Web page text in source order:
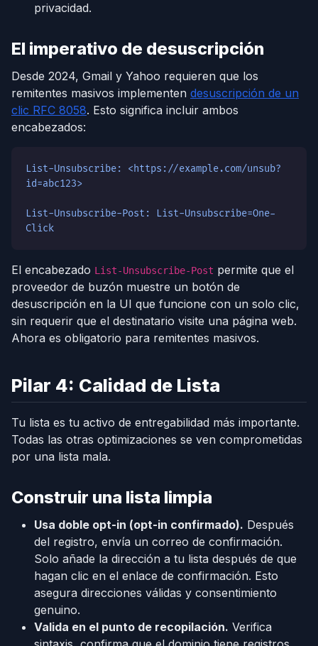
privacidad.
El imperativo de desuscripción
Desde 2024, Gmail y Yahoo requieren que los
remitentes masivos implementen desuscripción de un
clic RFC 8058. Esto significa incluir ambos
encabezados:
List-Unsubscribe: <https://example.com/unsub?
id=abc123>
List-Unsubscribe-Post: List-Unsubscribe=One-
Click
El encabezado List-Unsubscribe-Post permite que el
proveedor de buzón muestre un botón de
desuscripción en la UI que funcione con un solo clic,
sin requerir que el destinatario visite una página web.
Ahora es obligatorio para remitentes masivos.
Pilar 4: Calidad de Lista
Tu lista es tu activo de entregabilidad más importante.
Todas las otras optimizaciones se ven comprometidas
por una lista mala.
Construir una lista limpia
Usa doble opt-in (opt-in confirmado). Después
del registro, envía un correo de confirmación.
Solo añade la dirección a tu lista después de que
hagan clic en el enlace de confirmación. Esto
asegura direcciones válidas y consentimiento
genuino.
Valida en el punto de recopilación. Verifica